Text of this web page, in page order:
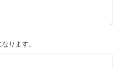
ります。